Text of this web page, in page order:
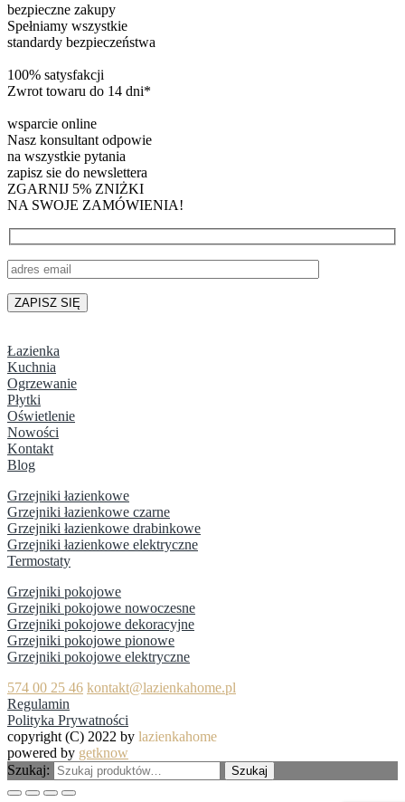
bezpieczne zakupy
Spełniamy wszystkie
standardy bezpieczeństwa
100% satysfakcji
Zwrot towaru do 14 dni*
wsparcie online
Nasz konsultant odpowie
na wszystkie pytania
zapisz sie do newslettera
ZGARNIJ 5% ZNIŻKI
NA SWOJE ZAMÓWIENIA!
Łazienka
Kuchnia
Ogrzewanie
Płytki
Oświetlenie
Nowości
Kontakt
Blog
Grzejniki łazienkowe
Grzejniki łazienkowe czarne
Grzejniki łazienkowe drabinkowe
Grzejniki łazienkowe elektryczne
Termostaty
Grzejniki pokojowe
Grzejniki pokojowe nowoczesne
Grzejniki pokojowe dekoracyjne
Grzejniki pokojowe pionowe
Grzejniki pokojowe elektryczne
574 00 25 46 kontakt@lazienkahome.pl
Regulamin
Polityka Prywatności
copyright (C) 2022 by lazienkahome
powered by getknow
Szukaj:
Szukaj